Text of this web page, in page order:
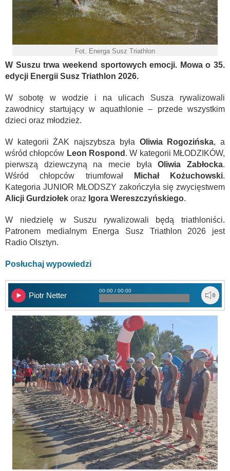
Fot. Energa Susz Triathlon
W Suszu trwa weekend sportowych emocji. Mowa o 35.
edycji Energii Susz Triathlon 2026.
W sobotę w wodzie i na ulicach Susza rywalizowali
zawodnicy startujący w aquathlonie – przede wszystkim
dzieci oraz młodzież.
W kategorii ŻAK najszybsza była Oliwia Rogozińska, a
wśród chłopców Leon Rospond . W kategorii MŁODZIKÓW,
pierwszą dziewczyną na mecie byłaOliwia Zabłocka.
Wśród chłopców triumfował
Michał Kożuchowski.
Kategoria JUNIOR MŁODSZY zakończyła się zwycięstwem
Alicji Gurdziołek oraz Igora Wereszczyńskiego.
W niedzielę w Suszu rywalizowali będą triathloniści.
Patronem medialnym Energa Susz Triathlon 2026 jest
Radio Olsztyn.
Posłuchaj wypowiedzi
Piotr Netter
00:00 / 00:00